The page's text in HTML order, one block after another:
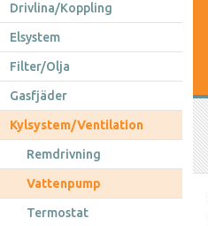
Drivlina/Koppling
Elsystem
Filter/Olja
Gasfjäder
Kylsystem/Ventilation
Remdrivning
Vattenpump
Termostat